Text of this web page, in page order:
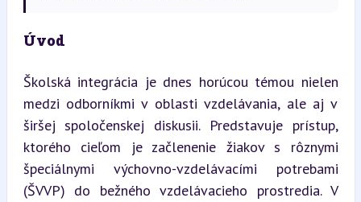
Úvod
Školská integrácia je dnes horúcou témou nielen
medzi odborníkmi v oblasti vzdelávania, ale aj v
širšej spoločenskej diskusii. Predstavuje prístup,
ktorého cieľom je začlenenie žiakov s rôznymi
špeciálnymi výchovno-vzdelávacími potrebami
(ŠVVP) do bežného vzdelávacieho prostredia. V